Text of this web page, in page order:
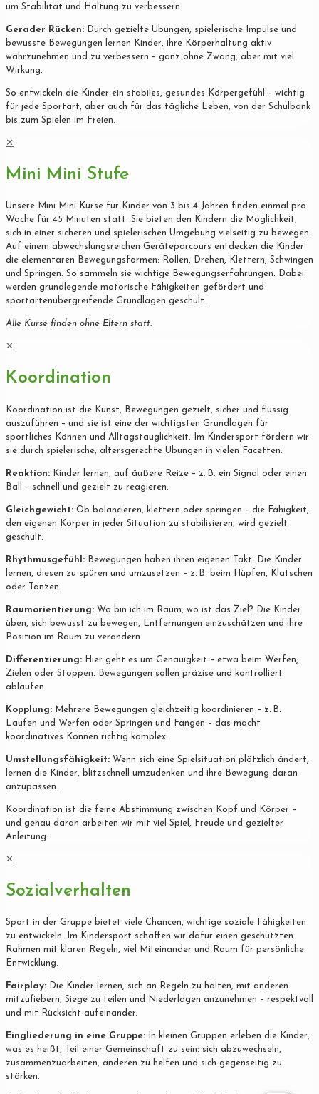
um Stabilität und Haltung zu verbessern.
Gerader Rücken: Durch gezielte Übungen, spielerische Impulse und
bewusste Bewegungen lernen Kinder, ihre Körperhaltung aktiv
wahrzunehmen und zu verbessern – ganz ohne Zwang, aber mit viel
Wirkung.
So entwickeln die Kinder ein stabiles, gesundes Körpergefühl – wichtig
für jede Sportart, aber auch für das tägliche Leben, von der Schulbank
bis zum Spielen im Freien.
✕
Mini Mini Stufe
Unsere Mini Mini Kurse für Kinder von 3 bis 4 Jahren finden einmal pro
Woche für 45 Minuten statt. Sie bieten den Kindern die Möglichkeit,
sich in einer sicheren und spielerischen Umgebung vielseitig zu bewegen.
Auf einem abwechslungsreichen Geräteparcours entdecken die Kinder
die elementaren Bewegungsformen: Rollen, Drehen, Klettern, Schwingen
und Springen. So sammeln sie wichtige Bewegungserfahrungen. Dabei
werden grundlegende motorische Fähigkeiten gefördert und
sportartenübergreifende Grundlagen geschult.
Alle Kurse finden ohne Eltern statt.
✕
Koordination
Koordination ist die Kunst, Bewegungen gezielt, sicher und flüssig
auszuführen – und sie ist eine der wichtigsten Grundlagen für
sportliches Können und Alltagstauglichkeit. Im Kindersport fördern wir
sie durch spielerische, altersgerechte Übungen in vielen Facetten:
Reaktion: Kinder lernen, auf äußere Reize – z. B. ein Signal oder einen
Ball – schnell und gezielt zu reagieren.
Gleichgewicht: Ob balancieren, klettern oder springen – die Fähigkeit,
den eigenen Körper in jeder Situation zu stabilisieren, wird gezielt
geschult.
Rhythmusgefühl: Bewegungen haben ihren eigenen Takt. Die Kinder
lernen, diesen zu spüren und umzusetzen – z. B. beim Hüpfen, Klatschen
oder Tanzen.
Raumorientierung: Wo bin ich im Raum, wo ist das Ziel? Die Kinder
üben, sich bewusst zu bewegen, Entfernungen einzuschätzen und ihre
Position im Raum zu verändern.
Differenzierung: Hier geht es um Genauigkeit – etwa beim Werfen,
Zielen oder Stoppen. Bewegungen sollen präzise und kontrolliert
ablaufen.
Kopplung: Mehrere Bewegungen gleichzeitig koordinieren – z. B.
Laufen und Werfen oder Springen und Fangen – das macht
koordinatives Können richtig komplex.
Umstellungsfähigkeit: Wenn sich eine Spielsituation plötzlich ändert,
lernen die Kinder, blitzschnell umzudenken und ihre Bewegung daran
anzupassen.
Koordination ist die feine Abstimmung zwischen Kopf und Körper –
und genau daran arbeiten wir mit viel Spiel, Freude und gezielter
Anleitung.
✕
Sozialverhalten
Sport in der Gruppe bietet viele Chancen, wichtige soziale Fähigkeiten
zu entwickeln. Im Kindersport schaffen wir dafür einen geschützten
Rahmen mit klaren Regeln, viel Miteinander und Raum für persönliche
Entwicklung.
Fairplay: Die Kinder lernen, sich an Regeln zu halten, mit anderen
mitzufiebern, Siege zu teilen und Niederlagen anzunehmen – respektvoll
und mit Rücksicht aufeinander.
Eingliederung in eine Gruppe: In kleinen Gruppen erleben die Kinder,
was es heißt, Teil einer Gemeinschaft zu sein: sich abzuwechseln,
zusammenzuarbeiten, anderen zu helfen und sich gegenseitig zu
stärken.